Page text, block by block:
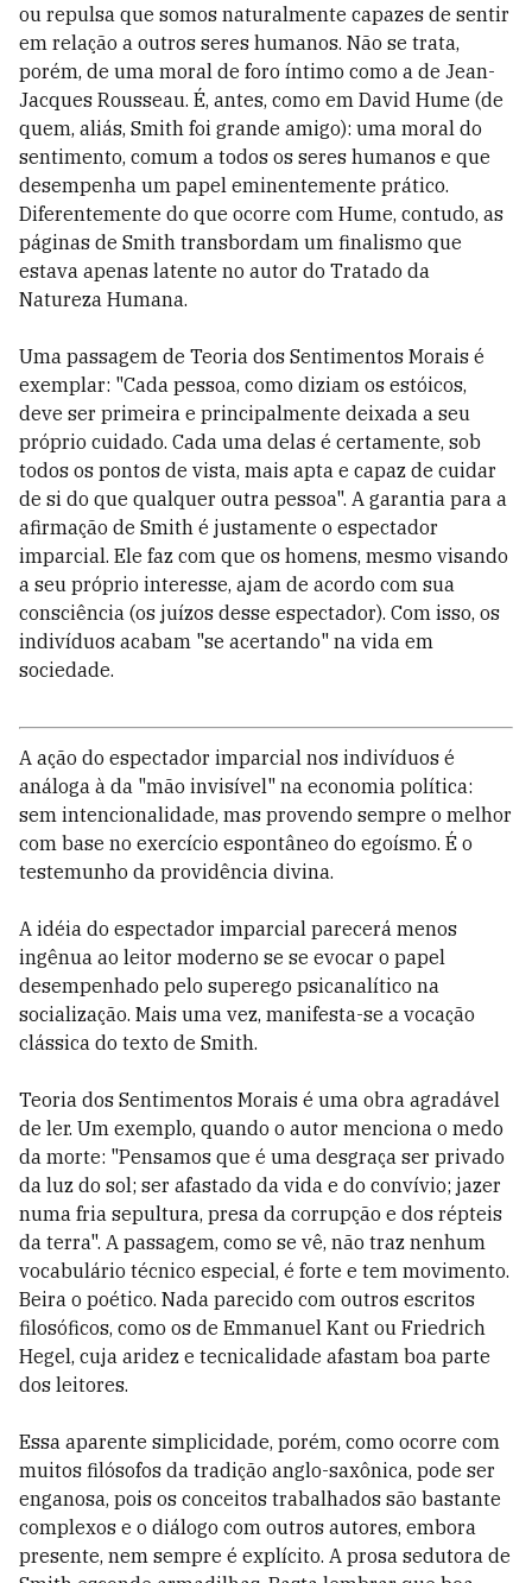
ou repulsa que somos naturalmente capazes de sentir
em relação a outros seres humanos. Não se trata,
porém, de uma moral de foro íntimo como a de Jean-
Jacques Rousseau. É, antes, como em David Hume (de
quem, aliás, Smith foi grande amigo): uma moral do
sentimento, comum a todos os seres humanos e que
desempenha um papel eminentemente prático.
Diferentemente do que ocorre com Hume, contudo, as
páginas de Smith transbordam um finalismo que
estava apenas latente no autor do Tratado da
Natureza Humana.
Uma passagem de Teoria dos Sentimentos Morais é
exemplar: "Cada pessoa, como diziam os estóicos,
deve ser primeira e principalmente deixada a seu
próprio cuidado. Cada uma delas é certamente, sob
todos os pontos de vista, mais apta e capaz de cuidar
de si do que qualquer outra pessoa". A garantia para a
afirmação de Smith é justamente o espectador
imparcial. Ele faz com que os homens, mesmo visando
a seu próprio interesse, ajam de acordo com sua
consciência (os juízos desse espectador). Com isso, os
indivíduos acabam "se acertando" na vida em
sociedade.
A ação do espectador imparcial nos indivíduos é
análoga à da "mão invisível" na economia política:
sem intencionalidade, mas provendo sempre o melhor
com base no exercício espontâneo do egoísmo. É o
testemunho da providência divina.
A idéia do espectador imparcial parecerá menos
ingênua ao leitor moderno se se evocar o papel
desempenhado pelo superego psicanalítico na
socialização. Mais uma vez, manifesta-se a vocação
clássica do texto de Smith.
Teoria dos Sentimentos Morais é uma obra agradável
de ler. Um exemplo, quando o autor menciona o medo
da morte: "Pensamos que é uma desgraça ser privado
da luz do sol; ser afastado da vida e do convívio; jazer
numa fria sepultura, presa da corrupção e dos répteis
da terra". A passagem, como se vê, não traz nenhum
vocabulário técnico especial, é forte e tem movimento.
Beira o poético. Nada parecido com outros escritos
filosóficos, como os de Emmanuel Kant ou Friedrich
Hegel, cuja aridez e tecnicalidade afastam boa parte
dos leitores.
Essa aparente simplicidade, porém, como ocorre com
muitos filósofos da tradição anglo-saxônica, pode ser
enganosa, pois os conceitos trabalhados são bastante
complexos e o diálogo com outros autores, embora
presente, nem sempre é explícito. A prosa sedutora de